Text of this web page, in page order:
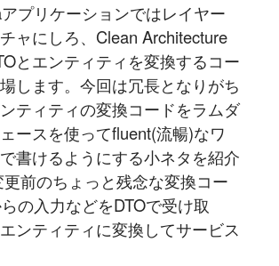
プリケーションではレイヤー
ャにしろ、Clean Architecture
とエンティティを変換するコー
します。今回は冗長となりがち
ティティの変換コードをラムダ
ースを使ってfluent(流暢)なワ
書けるようにする小ネタを紹介
更前のちょっと残念な変換コー
の入力などをDTOで受け取
ンティティに変換してサービス